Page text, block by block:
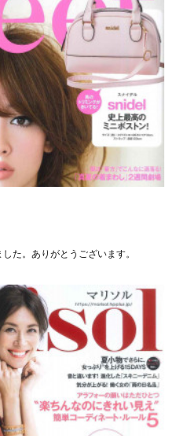
た。ありがとうございます。